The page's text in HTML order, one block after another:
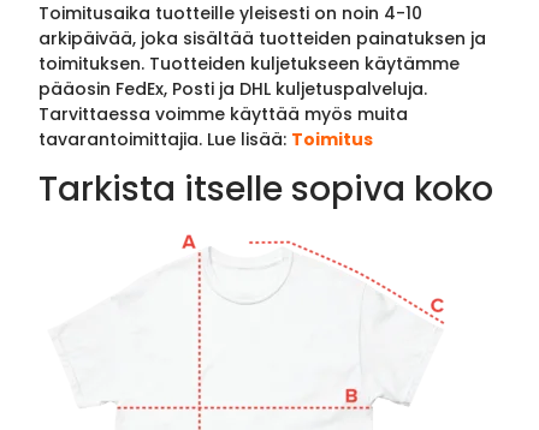
Toimitusaika tuotteille yleisesti on noin 4-10
arkipäivää, joka sisältää tuotteiden painatuksen ja
toimituksen. Tuotteiden kuljetukseen käytämme
pääosin FedEx, Posti ja DHL kuljetuspalveluja.
Tarvittaessa voimme käyttää myös muita
tavarantoimittajia. Lue lisää: Toimitus
Tarkista itselle sopiva koko